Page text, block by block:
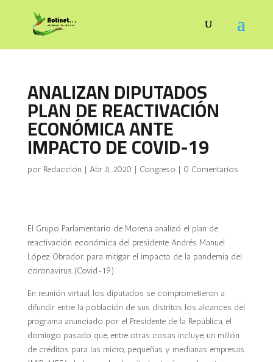
ANALIZAN DIPUTADOS
PLAN DE REACTIVACIÓN
ECONÓMICA ANTE
IMPACTO DE COVID-19
por Redacción | Abr 8, 2020 | Congreso | 0 Comentarios
El Grupo Parlamentario de Morena analizó el plan de
reactivación económica del presidente Andrés Manuel
López Obrador, para mitigar el impacto de la pandemia del
coronavirus (Covid-19).
En reunión virtual, los diputados se comprometieron a
difundir entre la población de sus distritos los alcances del
programa anunciado por el Presidente de la República, el
domingo pasado que, entre otras cosas incluye, un millón
de créditos para las micro, pequeñas y medianas empresas